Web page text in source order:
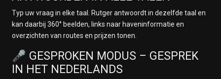
Typ uw vraag in elke taal. Rutger antwoordt in dezelfde taal en
kan daarbij 360° beelden, links naar haveninformatie en
overzichten van routes en prijzen tonen.
🎤 GESPROKEN MODUS – GESPREK
IN HET NEDERLANDS